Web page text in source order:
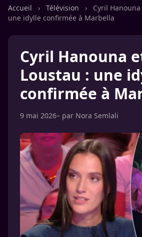
Accueil › Télévision ›
Cyril
une idylle confirmée à Marbella
Cyril Hanouna
Loustau : une
confirmée à
9 mai 2026– par Nora Semlali